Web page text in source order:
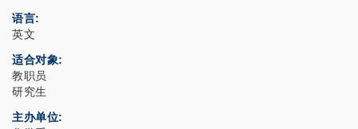
语言
英文
适合对象
教职员
研究生
主办单位